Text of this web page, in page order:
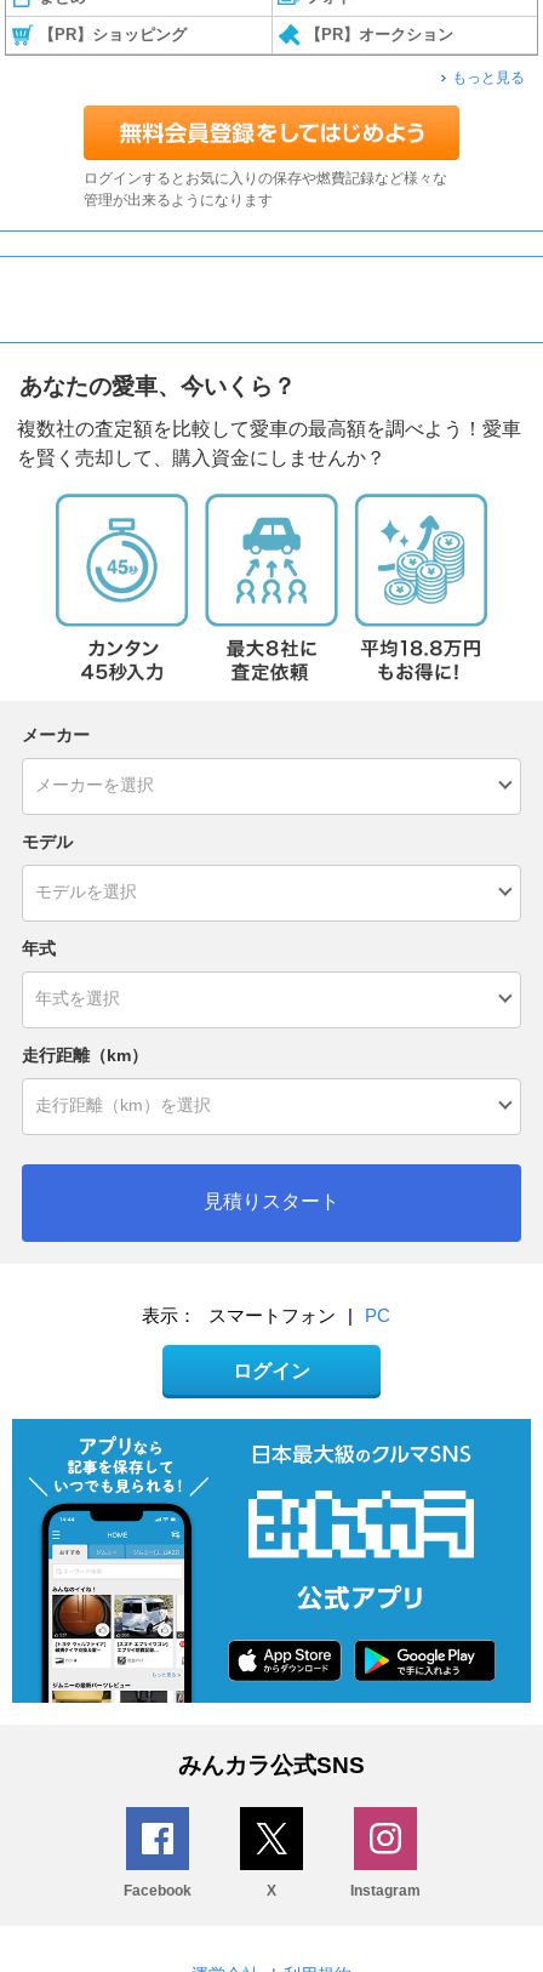
【PR】ショッピング 【PR】オークション
もっと見る
ログインするとお気に入りの保存や燃費記録など様々な
管理が出来るようになります
あなたの愛車、今いくら？
複数社の査定額を比較して愛車の最高額を調べよう！愛車
を賢く売却して、購入資金にしませんか？
メーカー
モデル
年式
走行距離（km）
見積りスタート
表示： スマートフォン | PC
ログイン
みんカラ公式SNS
Facebook X Instagram